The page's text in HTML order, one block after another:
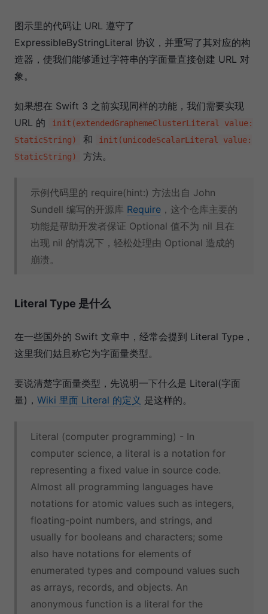
图示里的代码让 URL 遵守了
ExpressibleByStringLiteral 协议，并重写了其对应的构
造器，使我们能够通过字符串的字面量直接创建 URL 对
象。
如果想在 Swift 3 之前实现同样的功能，我们需要实现
URL 的
init(extendedGraphemeClusterLiteral value:
StaticString)
和
init(unicodeScalarLiteral value:
StaticString)
方法。
示例代码里的 require(hint:) 方法出自 John
Sundell 编写的开源库 Require ，这个仓库主要的
功能是帮助开发者保证 Optional 值不为 nil 且在
出现 nil 的情况下，轻松处理由 Optional 造成的
崩溃。
Literal Type 是什么
在一些国外的 Swift 文章中，经常会提到 Literal Type，
这里我们姑且称它为字面量类型。
要说清楚字面量类型，先说明一下什么是 Literal(字面
量)， Wiki 里面 Literal 的定义 是这样的。
Literal (computer programming) - In
computer science, a literal is a notation for
representing a fixed value in source code.
Almost all programming languages have
notations for atomic values such as integers,
floating-point numbers, and strings, and
usually for booleans and characters; some
also have notations for elements of
enumerated types and compound values such
as arrays, records, and objects. An
anonymous function is a literal for the